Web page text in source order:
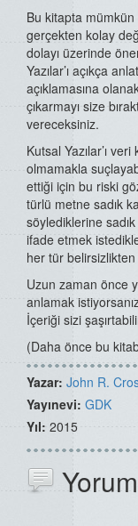
Bu kitapta mümkün
gerçekten kolay
dolayı üzerinde
Yazılar’ı açıkça
açıklamasına
çıkarmayı size
vereceksiniz.
Kutsal Yazılar’ı
olmamakla
ettiği için bu riski
türlü metne sadık
söylediklerine
ifade etmek
her tür belirsizlikten
Uzun zaman önce
anlamak
İçeriği sizi
(Daha önce bu
Yazar: John R.
Yayınevi: GDK
Yıl: 2015